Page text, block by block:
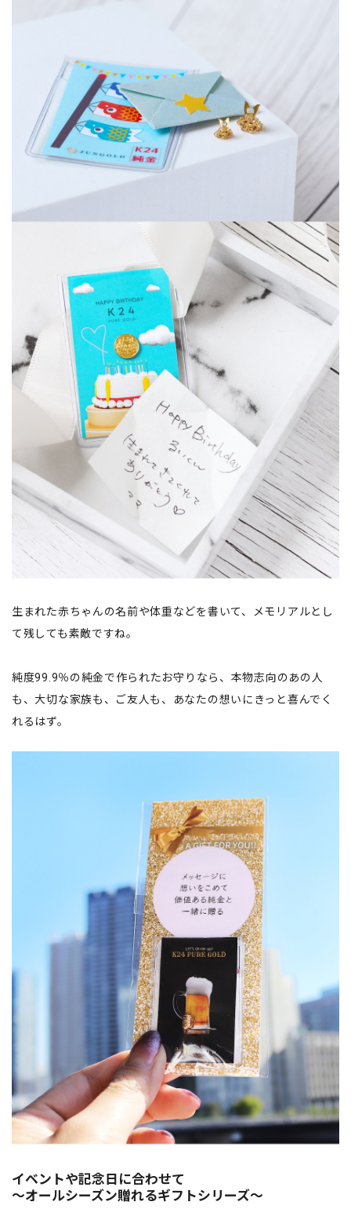
生まれた赤ちゃんの名前や体重などを書いて、メモリアルとし
て残しても素敵ですね。
純度99.9％の純金で作られたお守りなら、本物志向のあの人
も、大切な家族も、ご友人も、あなたの想いにきっと喜んでく
れるはず。
イベントや記念日に合わせて
～オールシーズン贈れるギフトシリーズ～